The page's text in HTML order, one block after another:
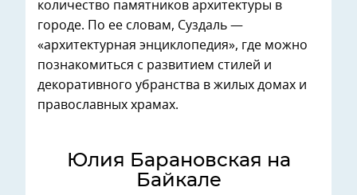
количество памятников архитектуры в
городе. По ее словам, Суздаль —
«архитектурная энциклопедия», где можно
познакомиться с развитием стилей и
декоративного убранства в жилых домах и
православных храмах.
Юлия Барановская на
Байкале